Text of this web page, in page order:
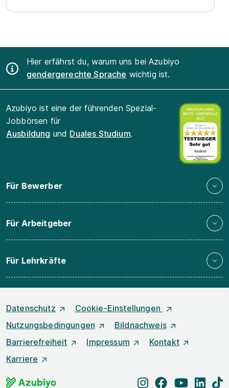
Hier erfährst du, warum uns bei Azubiyo
gendergerechte Sprache wichtig ist.
Azubiyo ist eine der führenden Spezial-
Jobbörsen für
Ausbildung und Duales Studium.
Für Bewerber
Für Arbeitgeber
Für Lehrkräfte
Datenschutz
Cookie-Einstellungen
Nutzungsbedingungen
Bildnachweis
Barrierefreiheit
Impressum
Kontakt
Karriere
instagram
facebookyoutube